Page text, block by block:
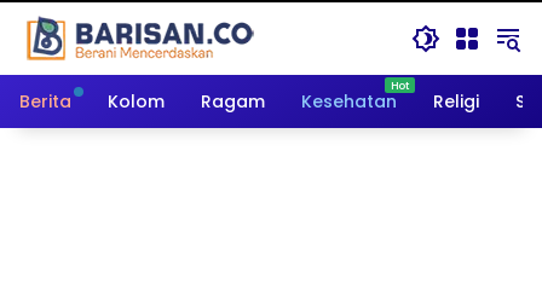
Berita Kolom Ragam Kesehatan Religi